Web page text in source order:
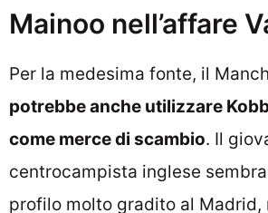
Mainoo nell’affare
Per la medesima fonte, il
potrebbe anche utilizzare
come merce di scambio. Il
centrocampista inglese
profilo molto gradito al Madrid,